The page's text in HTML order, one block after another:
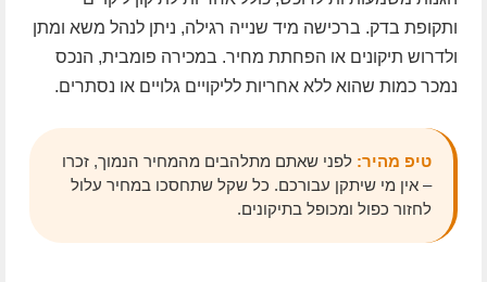
ותקופת בדק. ברכישה מיד שנייה רגילה, ניתן לנהל משא ומתן
ולדרוש תיקונים או הפחתת מחיר. במכירה פומבית, הנכס
נמכר כמות שהוא ללא אחריות לליקויים גלויים או נסתרים.
טיפ מהיר: לפני שאתם מתלהבים מהמחיר הנמוך, זכרו
– אין מי שיתקן עבורכם. כל שקל שתחסכו במחיר עלול
לחזור כפול ומכופל בתיקונים.